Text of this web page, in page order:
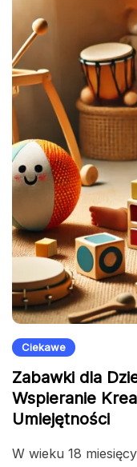
Ciekawe
Zabawki dla
Wspieranie
Umiejętności
W wieku 18